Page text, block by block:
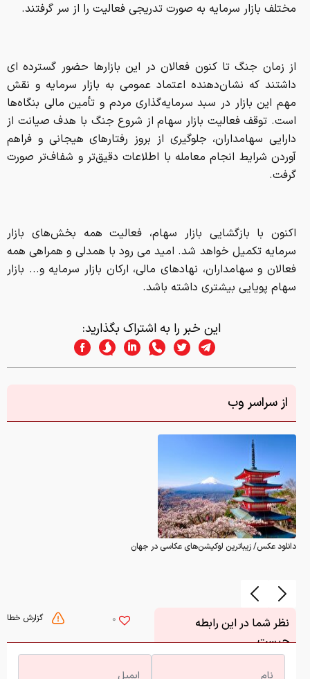
مختلف بازار سرمایه به‌ صورت تدریجی فعالیت را از سر گرفتند.
از زمان جنگ تا کنون فعالان در این بازارها حضور گسترده ای
داشتند که نشان‌دهنده اعتماد عمومی به بازار سرمایه و نقش
مهم این بازار در سبد سرمایه‌گذاری مردم و تأمین مالی بنگاه‌ها
است. توقف فعالیت بازار سهام از شروع جنگ با هدف صیانت از
دارایی سهامداران، جلوگیری از بروز رفتارهای هیجانی و فراهم
آوردن شرایط انجام معامله با اطلاعات دقیق‌تر و شفاف‌تر صورت‌
گرفت.
اکنون با بازگشایی بازار سهام، فعالیت همه بخش‌های بازار
سرمایه تکمیل خواهد شد. امید می رود با همدلی و همراهی همه
فعالان و سهامداران، نهادهای مالی، ارکان بازار سرمایه و... بازار
سهام پویایی بیشتری داشته باشد.
این خبر را به اشتراک بگذارید:
از سراسر وب
دانلود عکس/ زیباترین لوکیشن‌های عکاسی در جهان
گزارش خطا 0
نظر شما در این رابطه
چیست